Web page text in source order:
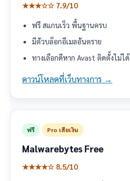
★★★☆☆ 7.9/10
ฟรี สแกนเร็ว พื้นฐานครบ
มีตัวบล็อกอีเมลอันตราย
ทางเลือกดีหาก Avast ติดตั้งไม่ได้
ดาวน์โหลดที่เว็บทางการ →
ฟรี Pro เสียเงิน
Malwarebytes Free
★★★★☆ 8.5/10